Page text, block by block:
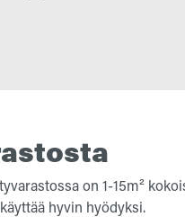
on 1-15m²
hyvin hyödyksi.